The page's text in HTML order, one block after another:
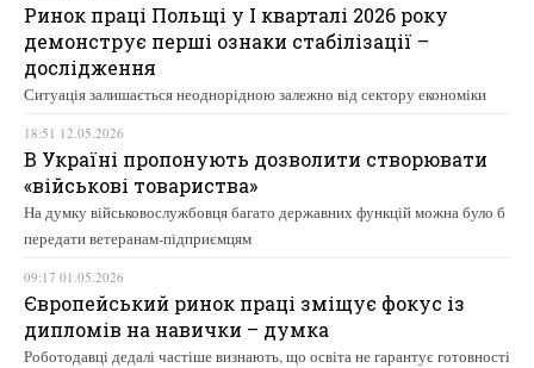
Ринок праці Польщі у І кварталі 2026 року
демонструє перші ознаки стабілізації –
дослідження
Ситуація залишається неоднорідною залежно від сектору економіки
18:51 12.05.2026
В Україні пропонують дозволити створювати
«військові товариства»
На думку військовослужбовця багато державних функцій можна було б
передати ветеранам-підприємцям
09:17 01.05.2026
Європейський ринок праці зміщує фокус із
дипломів на навички – думка
Роботодавці дедалі частіше визнають, що освіта не гарантує готовності